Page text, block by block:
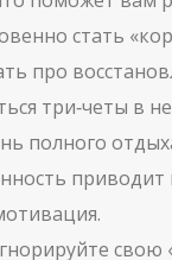
стать
про
три‑четы в
полного
приводит